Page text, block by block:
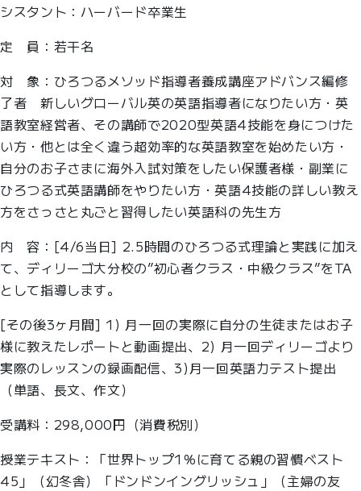
シスタント：ハーバード卒業生
定 員：若干名
対 象：ひろつるメソッド指導者養成講座アドバンス編修
了者 新しいグローバル英の英語指導者になりたい方・英
語教室経営者、その講師で2020型英語4技能を身につけた
い方・他とは全く違う超効率的な英語教室を始めたい方・
自分のお子さまに海外入試対策をしたい保護者様・副業に
ひろつる式英語講師をやりたい方・英語4技能の詳しい教え
方をさっさと丸ごと習得したい英語科の先生方
内 容：[4/6当日] 2.5時間のひろつる式理論と実践に加え
て、ディリーゴ大分校の”初心者クラス・中級クラス”をTA
として指導します。
[その後3ヶ月間] 1) 月一回の実際に自分の生徒またはお子
様に教えたレポートと動画提出、2) 月一回ディリーゴより
実際のレッスンの録画配信、3)月一回英語力テスト提出
（単語、長文、作文）
受講料：298,000円（消費税別）
授業テキスト：「世界トップ1％に育てる親の習慣ベスト
45」（幻冬舎）「ドンドンイングリッシュ」（主婦の友